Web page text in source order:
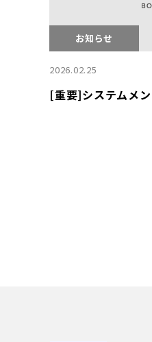
お知らせ
2026.02.25
[重要]システムメ